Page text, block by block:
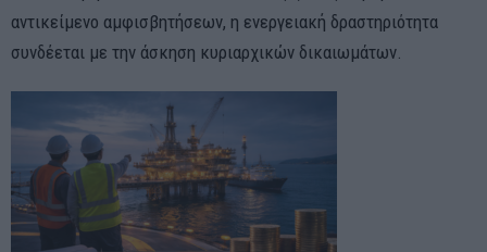
αντικείμενο αμφισβητήσεων, η ενεργειακή δραστηριότητα
συνδέεται με την άσκηση κυριαρχικών δικαιωμάτων.